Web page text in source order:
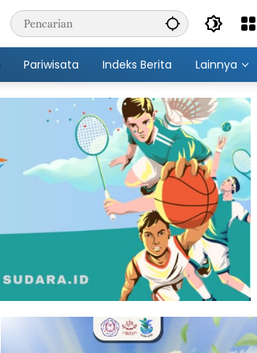
Pariwisata Indeks Berita Lainnya